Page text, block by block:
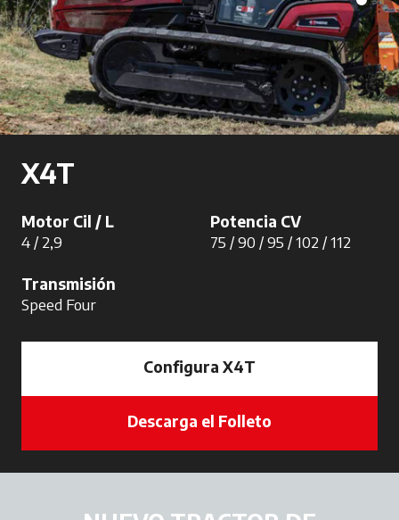
X4T
Motor Cil / L
4 / 2,9
Potencia CV
75 / 90 / 95 / 102 / 112
Transmisión
Speed Four
Configura X4T
Descarga el Folleto